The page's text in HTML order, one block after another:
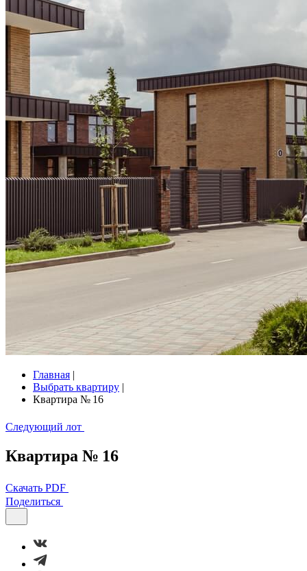
Главная |
Выбрать квартиру |
Квартира № 16
Следующий лот
Квартира № 16
Скачать PDF
Поделиться